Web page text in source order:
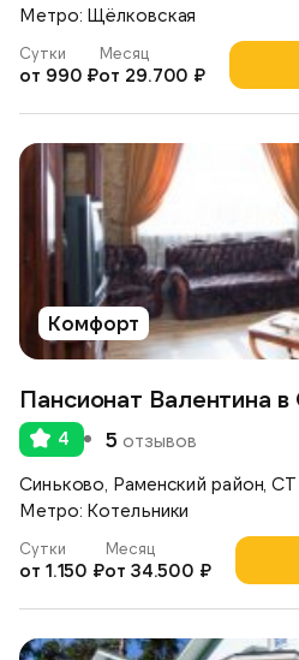
Метро: Щёлковская
Сутки
от 990 ₽
Месяц
от 29.700 ₽
Комфорт
Пансионат Валентина в
4 5 отзывов
Синьково, Раменский район, СТ
Метро: Котельники
Сутки
от 1.150 ₽
Месяц
от 34.500 ₽